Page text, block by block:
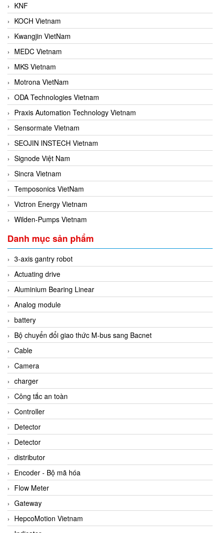
KNF
KOCH Vietnam
Kwangjin VietNam
MEDC Vietnam
MKS Vietnam
Motrona VietNam
ODA Technologies Vietnam
Praxis Automation Technology Vietnam
Sensormate Vietnam
SEOJIN INSTECH Vietnam
Signode Việt Nam
Sincra Vietnam
Temposonics VietNam
Victron Energy Vietnam
Wilden-Pumps Vietnam
Danh mục sản phẩm
3-axis gantry robot
Actuating drive
Aluminium Bearing Linear
Analog module
battery
Bộ chuyển đổi giao thức M-bus sang Bacnet
Cable
Camera
charger
Công tắc an toàn
Controller
Detector
Detector
distributor
Encoder - Bộ mã hóa
Flow Meter
Gateway
HepcoMotion Vietnam